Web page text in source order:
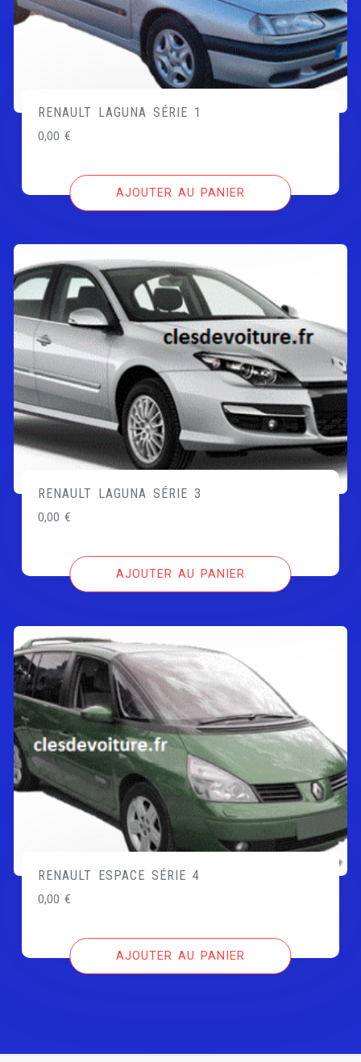
RENAULT LAGUNA SÉRIE 1
0,00€
AJOUTER AU PANIER
RENAULT LAGUNA SÉRIE 3
0,00€
AJOUTER AU PANIER
RENAULT ESPACE SÉRIE 4
0,00€
AJOUTER AU PANIER